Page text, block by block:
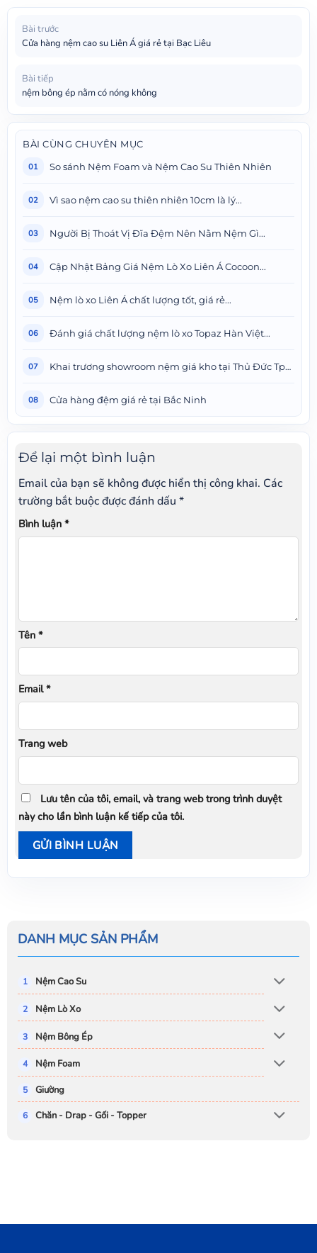
DANH MỤC SẢN PHẨM
Nệm Cao Su
Nệm Lò Xo
Nệm Bông Ép
Nệm Foam
Giường
Chăn - Drap - Gối - Topper
Bài trước
Cửa hàng nệm cao su Liên Á giá rẻ tại Bạc Liêu
Bài tiếp
nệm bông ép nằm có nóng không
BÀI CÙNG CHUYÊN MỤC
01 So sánh Nệm Foam và Nệm Cao Su Thiên Nhiên
02 Vì sao nệm cao su thiên nhiên 10cm là lý...
03 Người Bị Thoát Vị Đĩa Đệm Nên Nằm Nệm Gì...
04 Cập Nhật Bảng Giá Nệm Lò Xo Liên Á Cocoon...
05 Nệm lò xo Liên Á chất lượng tốt, giá rẻ...
06 Đánh giá chất lượng nệm lò xo Topaz Hàn Việt...
07 Khai trương showroom nệm giá kho tại Thủ Đức Tphcm
08 Cửa hàng đệm giá rẻ tại Bắc Ninh
Để lại một bình luận
Email của bạn sẽ không được hiển thị công khai. Các
trường bắt buộc được đánh dấu *
Bình luận *
Tên *
Email*
Trang web
Lưu tên của tôi, email, và trang web trong trình duyệt
này cho lần bình luận kế tiếp của tôi.